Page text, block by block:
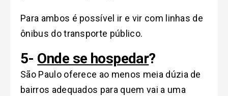
Para ambos é possível ir e vir com linhas de
ônibus do transporte público.
5- Onde se hospedar?
São Paulo oferece ao menos meia dúzia de
bairros adequados para quem vai a uma